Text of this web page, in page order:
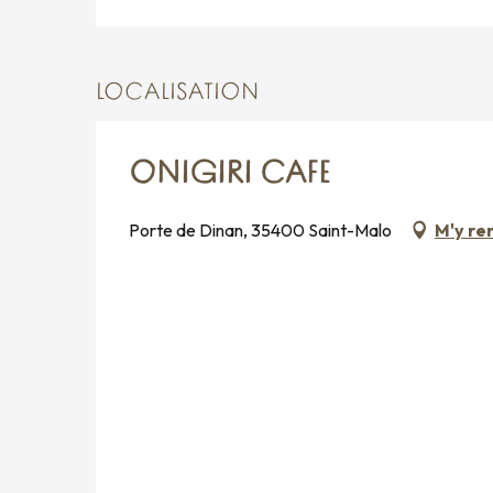
LOCALISATION
ONIGIRI CAFE
Porte de Dinan, 35400 Saint-Malo M'y